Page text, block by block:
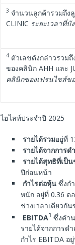
3 จำนวนลูกค้ารวมถึง
CLINIC ระยะเวลาที่
4ตัวเลขดังกล่าวรวมถึ
ของคลินิก AHH และ
คลินิกของเฟรนไชส์ข
ไฮไลท์ประจำปี 2025
รายได้รวมอยู่ที่
รายได้จากการด
รายได้สุทธิที่เป็น
ปีก่อนหน้า
กำไรต่อหุ้นซึ่งก
หนัก อยู่ที่ 0.36 ด
ช่วงเวลาเดียวกั
EBITDA1 ซึ่งคำ
รายได้จากการด
กำไร EBITDA อ